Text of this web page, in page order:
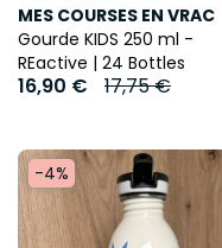
MES COURSES EN VRAC
Gourde KIDS 250 ml -
REactive | 24 Bottles
16,90 € 17,75 €
-4%